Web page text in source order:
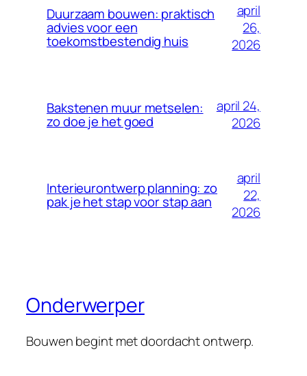
Duurzaam bouwen: praktisch
advies voor een
toekomstbestendig huis
april
26,
2026
Bakstenen muur metselen:
zo doe je het goed
april 24,
2026
Interieurontwerp planning: zo
pak je het stap voor stap aan
april
22,
2026
Onderwerper
Bouwen begint met doordacht ontwerp.